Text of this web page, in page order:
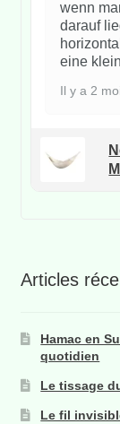
wenn
darauf
eine
Il y a 2
Articles
Hamac en
quotidien
Le tissage
Le fil